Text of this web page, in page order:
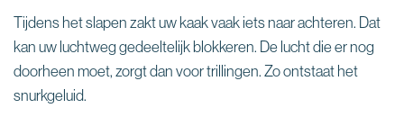
Tijdens het slapen zakt uw kaak vaak iets naar achteren. Dat
kan uw luchtweg gedeeltelijk blokkeren. De lucht die er nog
doorheen moet, zorgt dan voor trillingen. Zo ontstaat het
snurkgeluid.